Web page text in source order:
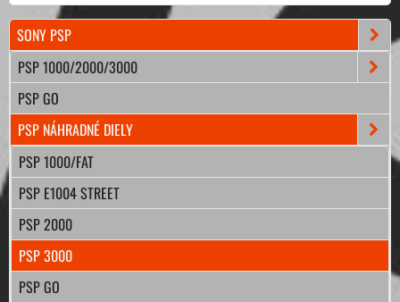
SONY PSP
PSP 1000/2000/3000
PSP GO
PSP NÁHRADNÉ DIELY
PSP 1000/FAT
PSP E1004 STREET
PSP 2000
PSP 3000
PSP GO